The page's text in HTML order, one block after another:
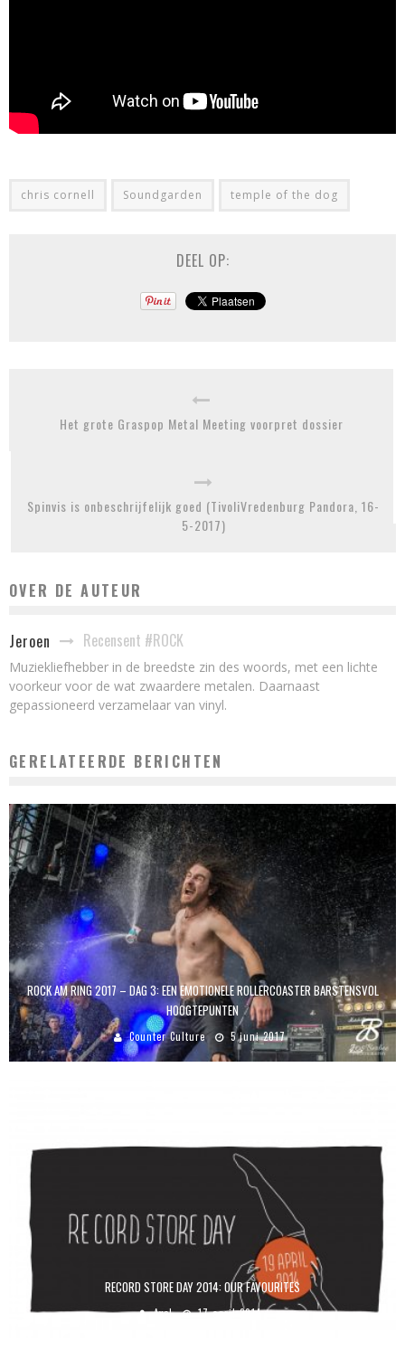
chris cornell Soundgarden temple of the dog
DEEL OP:
Het grote Graspop Metal Meeting voorpret dossier
Spinvis is onbeschrijfelijk goed (TivoliVredenburg Pandora, 16-
5-2017)
OVER DE AUTEUR
Jeroen Recensent #ROCK
Muziekliefhebber in de breedste zin des woords, met een lichte
voorkeur voor de wat zwaardere metalen. Daarnaast
gepassioneerd verzamelaar van vinyl.
GERELATEERDE BERICHTEN
ROCK AM RING 2017 – DAG 3: EEN EMOTIONELE ROLLERCOASTER BARSTENSVOL
HOOGTEPUNTEN
Counter Culture 5 juni 2017
RECORD STORE DAY 2014: OUR FAVOURITES
Axel 17 april 2014